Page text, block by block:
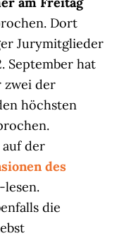
Dort
Jurymitglieder
September hat
zwei der
höchsten
auf der
des
die